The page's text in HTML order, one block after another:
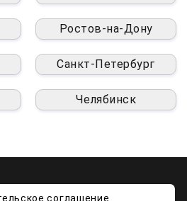
Ростов-на-Дону
Санкт-Петербург
Челябинск
соглашение